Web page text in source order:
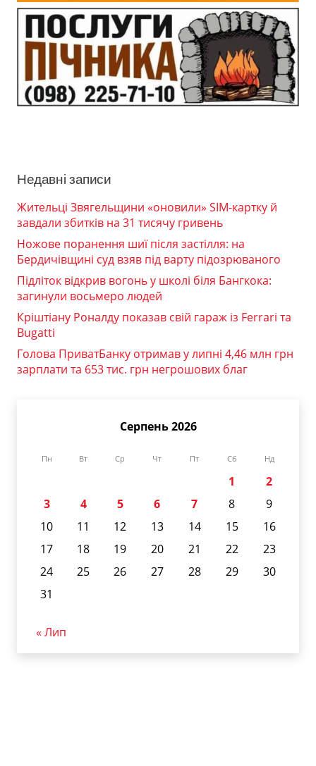
Недавні записи
Жительці Звягельщини «оновили» SIM-картку й
завдали збитків на 31 тисячу гривень
Ножове поранення шиї після застілля: на
Бердичівщині суд взяв під варту підозрюваного
Підліток відкрив вогонь у школі біля Бангкока:
загинули восьмеро людей
Кріштіану Роналду показав свій гараж із Ferrari та
Bugatti
Голова ПриватБанку отримав у липні 4,46 млн грн
зарплати та 653 тис. грн негрошових благ
Серпень 2026
Пн Вт Ср Чт Пт Сб Нд
1
2
3
4 5 6 7 8
9
10
11 12 13 14 15
16
17
18 19 20 21 22
23
24
25 26 27 28 29
30
31
« Лип